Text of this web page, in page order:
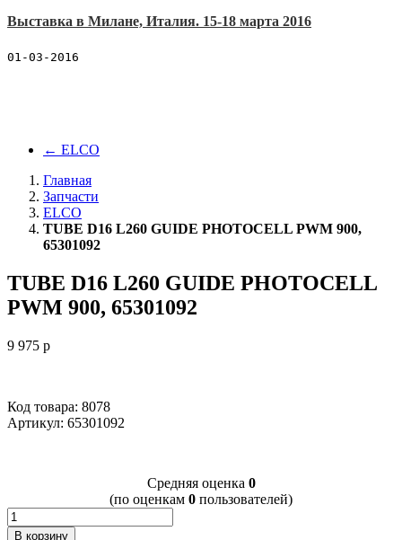
Выставка в Милане, Италия. 15-18 марта 2016
01-03-2016
← ELCO
Главная
Запчасти
ELCO
TUBE D16 L260 GUIDE PHOTOCELL PWM 900,
65301092
TUBE D16 L260 GUIDE PHOTOCELL
PWM 900, 65301092
9 975 p
Код товара: 8078
Артикул: 65301092
Cредняя оценка 0
(по оценкам 0 пользователей)
В корзину